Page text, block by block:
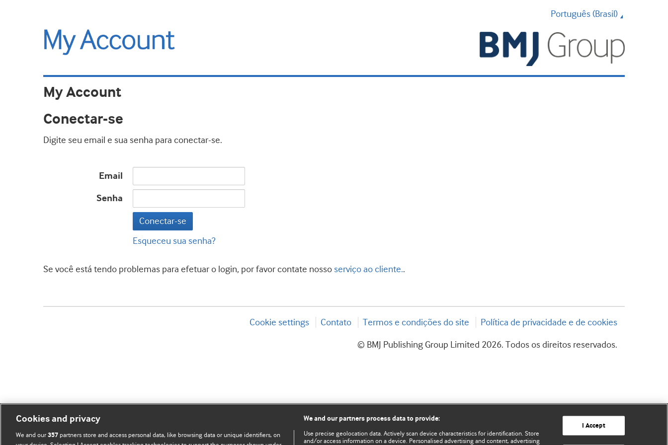
Português (Brasil)
My Account
Conectar-se
Digite seu email e sua senha para conectar-se.
Email
Senha
Conectar-se
Esqueceu sua senha?
Se você está tendo problemas para efetuar o login, por favor contate nosso serviço ao cliente..
Cookie settings Contato Termos e condições do site Política de privacidade e de cookies
© BMJ Publishing Group Limited 2026. Todos os direitos reservados.
Cookies and privacy
We and our357 partners store and access personal data, like browsing data or unique identifiers, on
We and our partners process data to provide:
Use precise geolocation data. Actively scan device characteristics for identification. Store
and/or access information on a device. Personalised advertising and content, advertising
I Accept